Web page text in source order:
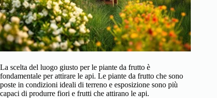
La scelta del luogo giusto per le piante da frutto è
fondamentale per attirare le api. Le piante da frutto che sono
poste in condizioni ideali di terreno e esposizione sono più
capaci di produrre fiori e frutti che attirano le api.